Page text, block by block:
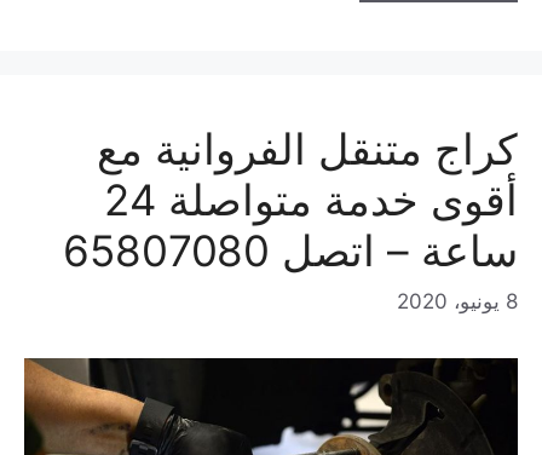
كراج متنقل الفروانية مع
أقوى خدمة متواصلة 24
ساعة – اتصل 65807080
8 يونيو، 2020